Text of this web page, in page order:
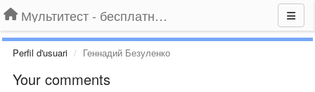
Мультитест - бесплатный подбор провайдера по адресу
Perfil d'usuari Геннадий Безуленко
Your comments